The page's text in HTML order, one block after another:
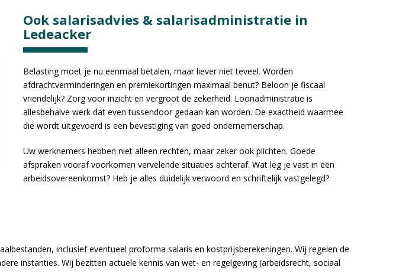
Ook salarisadvies & salarisadministratie in
Ledeacker
Belasting moet je nu eenmaal betalen, maar liever niet teveel. Worden
afdrachtverminderingen en premiekortingen maximaal benut? Beloon je fiscaal
vriendelijk? Zorg voor inzicht en vergroot de zekerheid. Loonadministratie is
allesbehalve werk dat even tussendoor gedaan kan worden. De exactheid waarmee
die wordt uitgevoerd is een bevestiging van goed ondernemerschap.
Uw werknemers hebben niet alleen rechten, maar zeker ook plichten. Goede
afspraken vooraf voorkomen vervelende situaties achteraf. Wat leg je vast in een
arbeidsovereenkomst? Heb je alles duidelijk verwoord en schriftelijk vastgelegd?
inclusief eventueel proforma salaris en kostprijsberekeningen. Wij regelen de
instanties. Wij bezitten actuele kennis van wet- en regelgeving (arbeidsrecht, sociaal